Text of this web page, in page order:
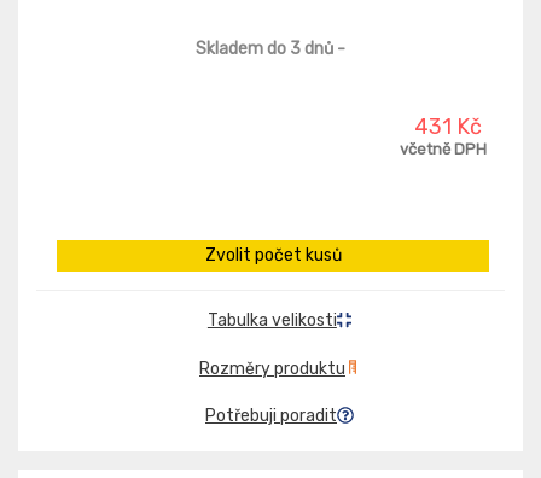
Skladem do 3 dnů -
431 Kč
včetně DPH
Zvolit počet kusů
Tabulka velikosti
Rozměry produktu
Potřebuji poradit